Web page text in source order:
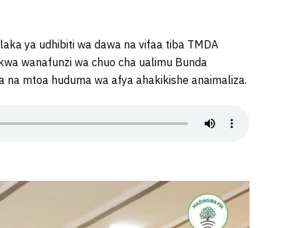
ya udhibiti wa dawa na vifaa tiba TMDA
wanafunzi wa chuo cha ualimu Bunda
mtoa huduma wa afya ahakikishe anaimaliza.